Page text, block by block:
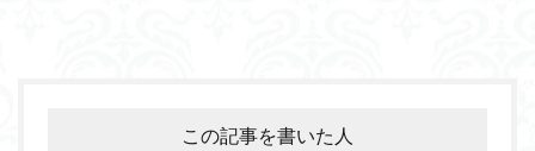
この記事を書いた人